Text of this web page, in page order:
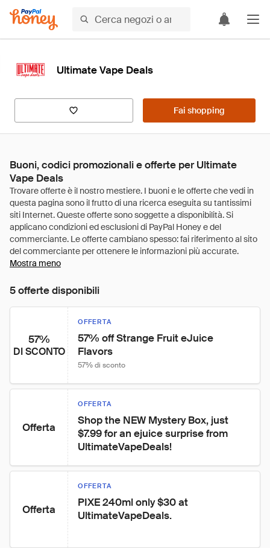
Ultimate Vape Deals
Fai shopping
Buoni, codici promozionali e offerte per Ultimate
Vape Deals
Mostra meno
5 offerte disponibili
57%
DI SCONTO
OFFERTA
57% off Strange Fruit eJuice
Flavors
57% di sconto
Offerta
OFFERTA
Shop the NEW Mystery Box, just
$7.99 for an ejuice surprise from
UltimateVapeDeals!
Offerta
OFFERTA
PIXE 240ml only $30 at
UltimateVapeDeals.